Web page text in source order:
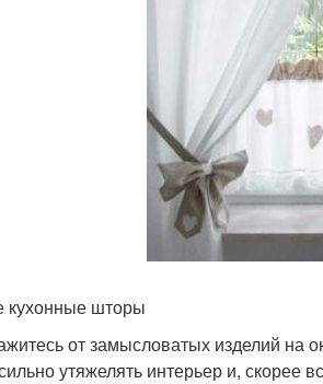
кухонные шторы
от замысловатых изделий на
утяжелять интерьер и, скорее